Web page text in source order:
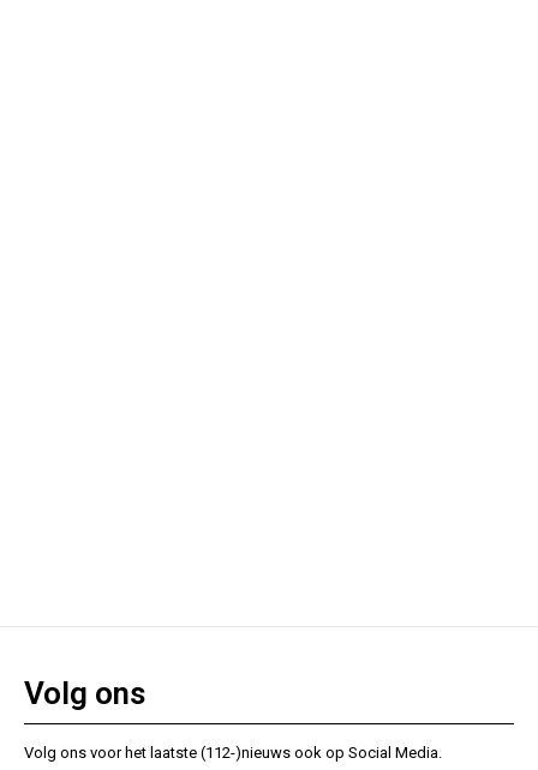
Volg ons
Volg ons voor het laatste (112-)nieuws ook op Social Media.